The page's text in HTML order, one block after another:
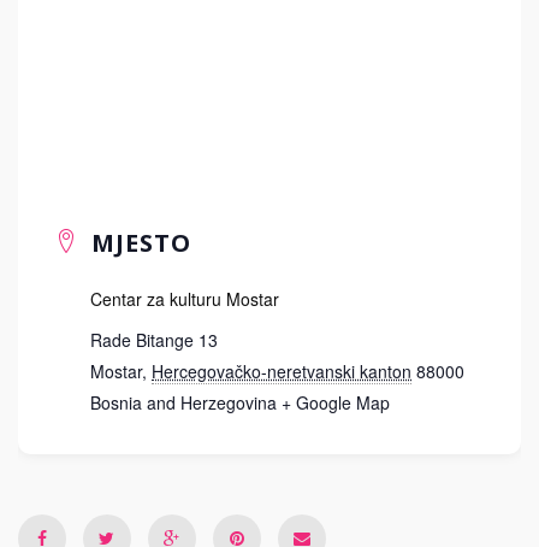
MJESTO
Centar za kulturu Mostar
Rade Bitange 13
Mostar, Hercegovačko-neretvanski kanton 88000
Bosnia and Herzegovina + Google Map